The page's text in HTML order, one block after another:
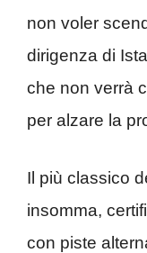
non voler
dirigenza di
che non verrà
per alzare la
Il più classico
insomma,
con piste